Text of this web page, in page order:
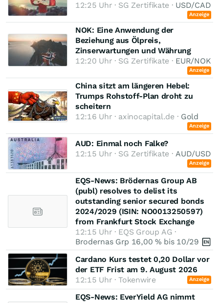
12:25 Uhr · SG Zertifikate · USD/CAD
Anzeige
NOK: Eine Anwendung der
Beziehung aus Ölpreis,
Zinserwartungen und Währung
12:20 Uhr · SG Zertifikate · EUR/NOK
Anzeige
China sitzt am längeren Hebel:
Trumps Rohstoff-Plan droht zu
scheitern
12:16 Uhr · axinocapital.de · Gold
Anzeige
AUD: Einmal noch Falke?
12:15 Uhr · SG Zertifikate ·AUD/USD
Anzeige
EQS-News: Brödernas Group AB
(publ) resolves to delist its
outstanding senior secured bonds
2024/2029 (ISIN: NO0013250597)
from Frankfurt Stock Exchange
12:15 Uhr · EQS Group AG ·
Brodernas Grp 16,00 % bis 10/29
Cardano Kurs testet 0,20 Dollar vor
der ETF Frist am 9. August 2026
12:15 Uhr · Tokenwire
Anzeige
EQS-News: EverYield AG nimmt